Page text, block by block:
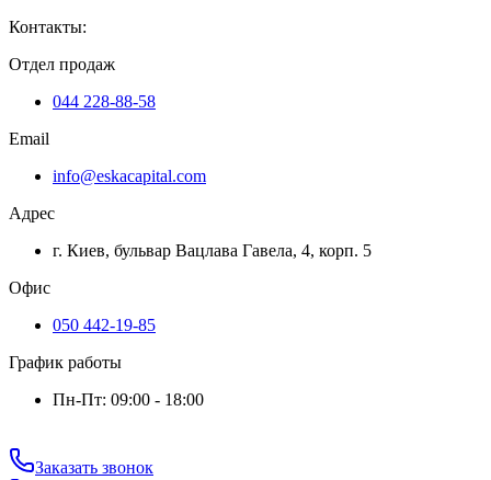
Контакты:
Отдел продаж
044 228-88-58
Email
info@eskacapital.com
Адрес
г. Киев, бульвар Вацлава Гавела, 4, корп. 5
Офис
050 442-19-85
График работы
Пн-Пт: 09:00 - 18:00
Заказать звонок